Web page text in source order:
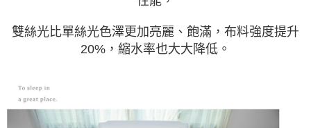
雙絲光比單絲光色澤更加亮麗、飽滿，布料強度提升
20%，縮水率也大大降低。